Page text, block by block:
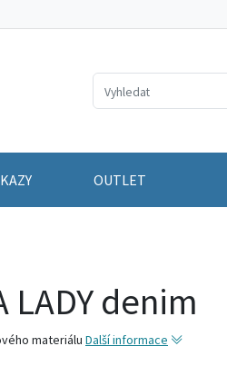
OUTLET
LADY denim
materiálu Další informace